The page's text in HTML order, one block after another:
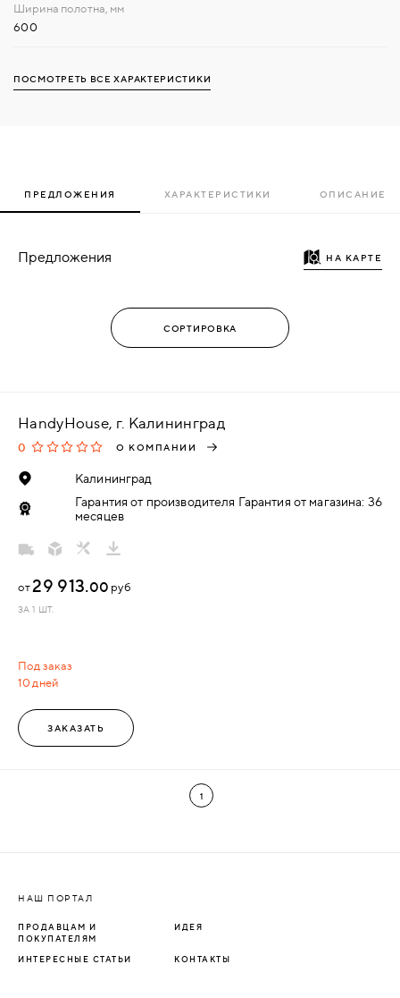
600
ПОСМОТРЕТЬ ВСЕ ХАРАКТЕРИСТИКИ
ПРЕДЛОЖЕНИЯ ХАРАКТЕРИСТИКИ ОПИСАНИЕ
Предложения НА КАРТЕ
HandyHouse, г. Калининград
0 О КОМПАНИИ
Калининград
Гарантия от производителя Гарантия от магазина: 36
месяцев
Под заказ
10 дней
от29 913.00 руб
ЗА 1 ШТ.
ЗАКАЗАТЬ
1
НАШ ПОРТАЛ
ПРОДАВЦАМ И
ПОКУПАТЕЛЯМ
ИДЕЯ
ИНТЕРЕСНЫЕ СТАТЬИ КОНТАКТЫ